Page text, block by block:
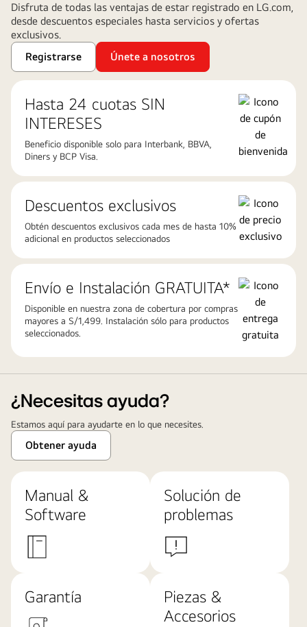
Disfruta de todas las ventajas de estar registrado en LG.com,
desde descuentos especiales hasta servicios y ofertas
exclusivos.
Registrarse
Únete a nosotros
Hasta 24 cuotas ​SIN
INTERESES
Beneficio disponible solo para Interbank, BBVA,
Diners y BCP Visa.
Descuentos exclusivos
Obtén descuentos exclusivos cada mes de hasta 10%
adicional en productos seleccionados
Envío e Instalación GRATUITA*
Disponible en nuestra zona de cobertura por compras
mayores a S/1,499. Instalación sólo para productos
seleccionados.
¿Necesitas ayuda?
Estamos aquí para ayudarte en lo que necesites.
Obtener ayuda
Manual &
Software
Solución de
problemas
Garantía
Piezas &
Accesorios